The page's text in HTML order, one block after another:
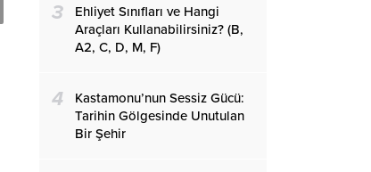
3
Ehliyet Sınıfları ve Hangi
Araçları Kullanabilirsiniz? (B,
A2, C, D, M, F)
4
Kastamonu’nun Sessiz Gücü:
Tarihin Gölgesinde Unutulan
Bir Şehir